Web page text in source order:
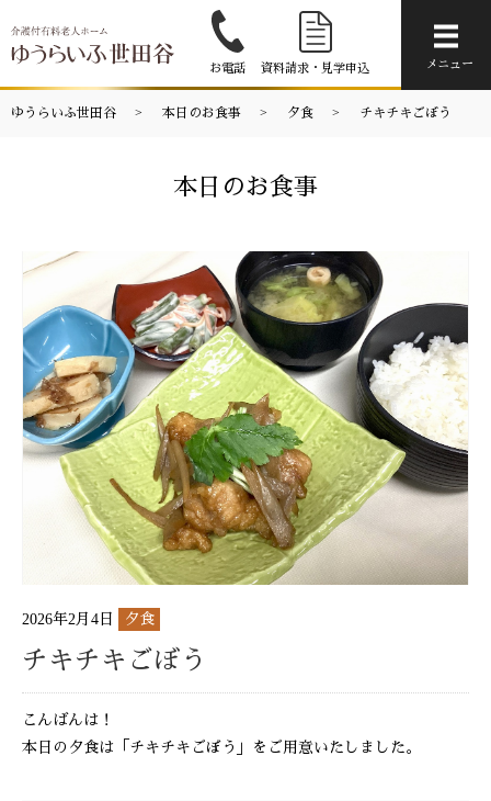
お電話 資料請求・見学申込 メニュー
ゆうらいふ世田谷 本日のお食事 夕食 チキチキごぼう
本日のお食事
2026年2月4日 夕食
チキチキごぼう
こんばんは！
本日の夕食は「チキチキごぼう」をご用意いたしました。